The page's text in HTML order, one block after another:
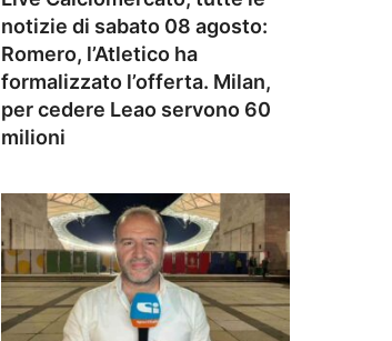
notizie di sabato 08 agosto:
Romero, l’Atletico ha
formalizzato l’offerta. Milan,
per cedere Leao servono 60
milioni